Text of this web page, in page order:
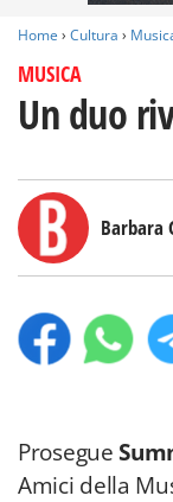
Home › Cultura ›
MUSICA
Un duo
Barbara
Prosegue
Amici della